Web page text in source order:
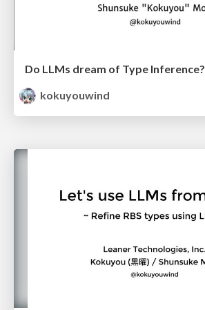
Do LLMs dream of Type Inference?
kokuyouwind